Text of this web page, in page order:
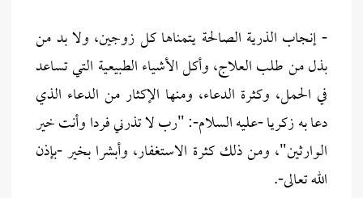
- إنجاب الذرية الصالحة يتمناها كل زوجين، ولا بد من
بذل من طلب العلاج، وأكل الأشياء الطبيعية التي تساعد
في الحمل، وكثرة الدعاء، ومنها الإكثار من الدعاء الذي
دعا به زكريا -عليه السلام-: "رب لا تذرني فردا وأنت خير
الوارثين"، ومن ذلك كثرة الاستغفار، وأبشرا بخير -بإذن
الله تعالى-.